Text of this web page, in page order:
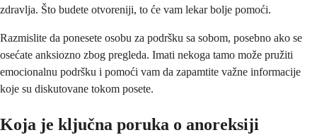
zdravlja. Što budete otvoreniji, to će vam lekar bolje pomoći.
Razmislite da ponesete osobu za podršku sa sobom, posebno ako se
osećate anksiozno zbog pregleda. Imati nekoga tamo može pružiti
emocionalnu podršku i pomoći vam da zapamtite važne informacije
koje su diskutovane tokom posete.
Koja je ključna poruka o anoreksiji